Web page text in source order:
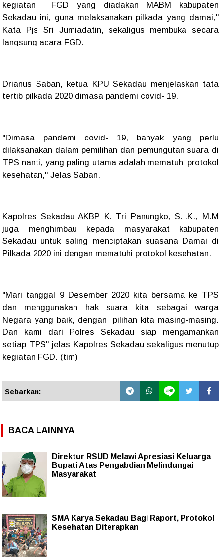
kegiatan FGD yang diadakan MABM kabupaten
Sekadau ini, guna melaksanakan pilkada yang damai,"
Kata Pjs Sri Jumiadatin, sekaligus membuka secara
langsung acara FGD.
Drianus Saban, ketua KPU Sekadau menjelaskan tata
tertib pilkada 2020 dimasa pandemi covid- 19.
"Dimasa pandemi covid- 19, banyak yang perlu
dilaksanakan dalam pemilihan dan pemungutan suara di
TPS nanti, yang paling utama adalah mematuhi protokol
kesehatan," Jelas Saban.
Kapolres Sekadau AKBP K. Tri Panungko, S.I.K., M.M
juga menghimbau kepada masyarakat kabupaten
Sekadau untuk saling menciptakan suasana Damai di
Pilkada 2020 ini dengan mematuhi protokol kesehatan.
"Mari tanggal 9 Desember 2020 kita bersama ke TPS
dan menggunakan hak suara kita sebagai warga
Negara yang baik, dengan pilihan kita masing-masing.
Dan kami dari Polres Sekadau siap mengamankan
setiap TPS" jelas Kapolres Sekadau sekaligus menutup
kegiatan FGD. (tim)
Sebarkan:
BACA LAINNYA
Direktur RSUD Melawi Apresiasi Keluarga
Bupati Atas Pengabdian Melindungai
Masyarakat
SMA Karya Sekadau Bagi Raport, Protokol
Kesehatan Diterapkan